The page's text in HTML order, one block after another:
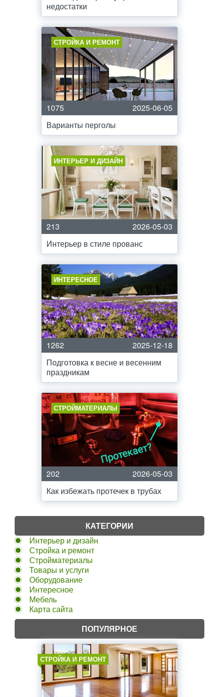
недостатки
СТРОЙКА И РЕМОНТ
1075
2025-06-05
Варианты перголы
ИНТЕРЬЕР И ДИЗАЙН
213
2026-05-03
Интерьер в стиле прованс
ИНТЕРЕСНОЕ
1262
2025-12-18
Подготовка к весне и весенним
праздникам
СТРОЙМАТЕРИАЛЫ
202
2026-05-03
Как избежать протечек в трубах
КАТЕГОРИИ
Интерьер и дизайн
Стройка и ремонт
Стройматериалы
Товары и услуги
Оборудование
Интересное
Мебель
Карта сайта
ПОПУЛЯРНОЕ
СТРОЙКА И РЕМОНТ